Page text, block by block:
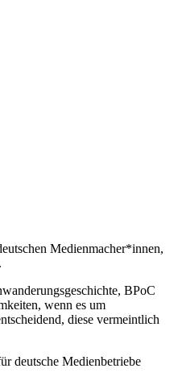
Medienmacher*innen,
BPoC
wenn es um
diese vermeintlich
deutsche Medienbetriebe